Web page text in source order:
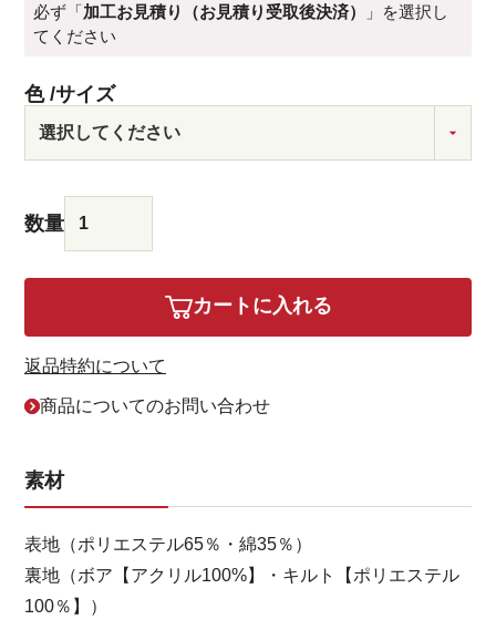
必ず「加工お見積り（お見積り受取後決済）
」を選択し
てください
色 サイズ
カートに入れる
返品特約について
商品についてのお問い合わせ
素材
表地（ポリエステル65％・綿35％）
裏地（ボア【アクリル100%】・キルト【ポリエステル
100％】）